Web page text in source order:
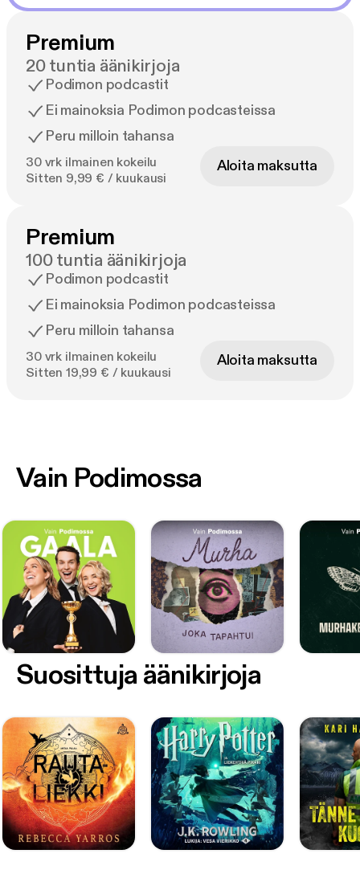
Premium
20 tuntia äänikirjoja
Podimon podcastit
Ei mainoksia Podimon podcasteissa
Peru milloin tahansa
30 vrk ilmainen kokeilu
Sitten 9,99 € / kuukausi
Aloita maksutta
Premium
100 tuntia äänikirjoja
Podimon podcastit
Ei mainoksia Podimon podcasteissa
Peru milloin tahansa
30 vrk ilmainen kokeilu
Sitten 19,99 € / kuukausi
Aloita maksutta
Vain Podimossa
Suosittuja äänikirjoja